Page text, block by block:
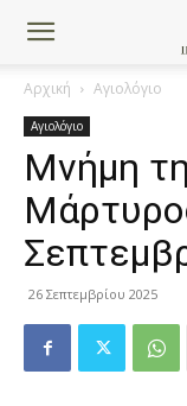
Αρχική Αγιολόγιο
Αγιολόγιο
Μνήμη
26 Σεπτεμβρίου 2025